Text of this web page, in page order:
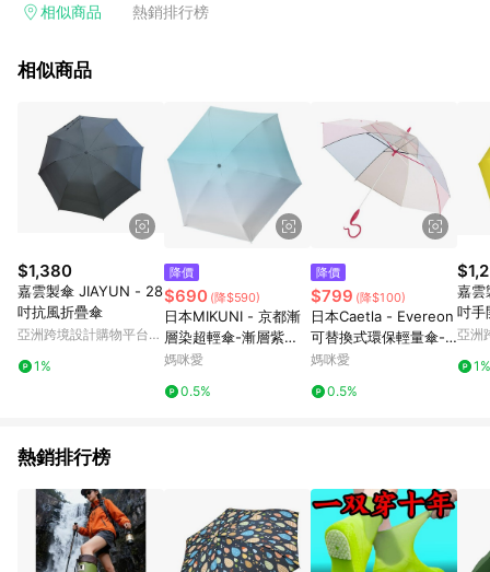
效減少廢傘，實踐環境友善。 超值無維修理念－以高CP值為核
核心精神：遮陽、擋雨、降溫、保暖-陪伴你安心度過酷熱、降雨
相似商品 熱銷排行榜
相似商品
$1,380
嘉雲製傘 JIAYUN - 28
吋抗風折疊傘
亞洲跨境設計購物平台
1%
降價
$690 (降$590)
日本MIKUNI - 京都漸
層染超輕傘-漸層紫
色、漸層水藍、漸層鵝
面：89CM 傘柄：50C
媽咪愛
0.5%
降價
$799 (降$100)
日本Caetla - Evereon
可替換式環保輕量傘-
組合派對-灰粉
媽咪愛
0.5%
嘉雲
吋手
亞洲
1%
熱銷排行榜